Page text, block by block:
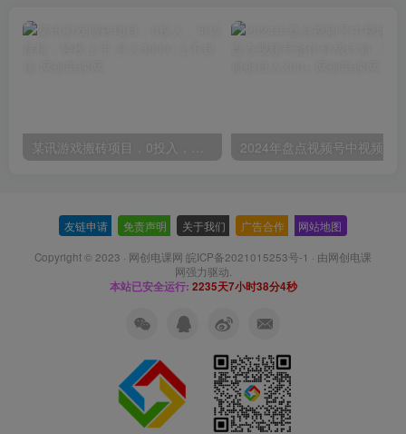
某讯游戏搬砖项目，0投入，可以挂机，轻松上手,月入3000+上不封顶
友链申请 免责声明 关于我们 广告合作 网站地图
Copyright © 2023 · 网创电课网 皖ICP备2021015253号-1 · 由网创电课
网强力驱动.
本站已安全运行: 2235天7小时38分5秒